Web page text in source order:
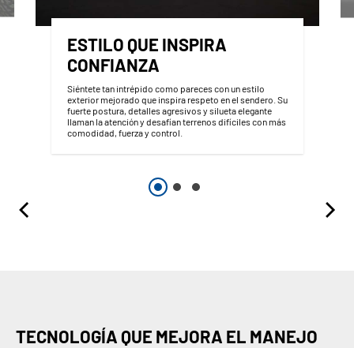
ESTILO QUE INSPIRA
CONFIANZA
Siéntete tan intrépido como pareces con un estilo
exterior mejorado que inspira respeto en el sendero. Su
fuerte postura, detalles agresivos y silueta elegante
llaman la atención y desafían terrenos difíciles con más
comodidad, fuerza y control.
TECNOLOGÍA QUE MEJORA EL MANEJO